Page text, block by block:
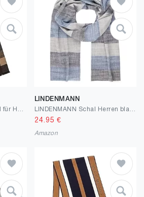
LINDENMANN
24.95 €
Amazon